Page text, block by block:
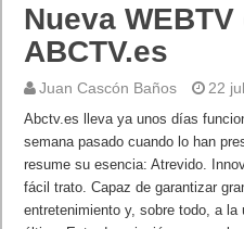
Nueva
ABCTV.es
Juan Cascón Baños 22
Abctv.es lleva ya unos días
semana pasado cuando lo han
resume su esencia: Atrevido.
fácil trato. Capaz de garantizar
entretenimiento y, sobre todo, a